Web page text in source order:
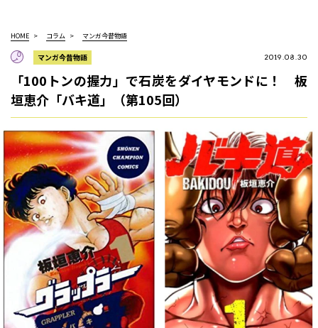
HOME コラム マンガ今昔物語
マンガ今昔物語 2019.08.30
「100トンの握力」で石炭をダイヤモンドに！ 板
垣恵介「バキ道」（第105回）